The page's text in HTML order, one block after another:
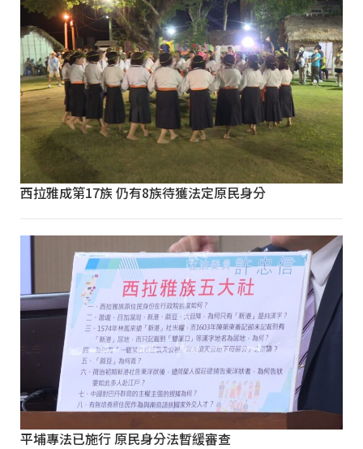
西拉雅成第17族 仍有8族待獲法定原民身分
平埔專法已施行 原民身分法暫緩審查